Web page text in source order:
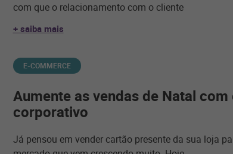
com que o relacionamento com o cliente
+ saiba mais
E-COMMERCE
Aumente as vendas de Natal
corporativo
Já pensou em vender cartão presente da sua loja